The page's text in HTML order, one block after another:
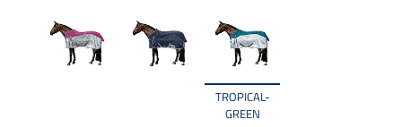
TROPICAL-
GREEN